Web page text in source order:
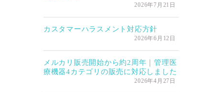
2026年7月21日
カスタマーハラスメント対応方針
2026年6月12日
メルカリ販売開始から約2周年｜管理医
療機器4カテゴリの販売に対応しました
2026年4月27日